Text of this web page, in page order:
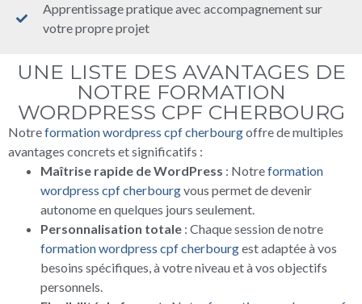
Apprentissage pratique avec accompagnement sur
votre propre projet
UNE LISTE DES AVANTAGES DE
NOTRE FORMATION
WORDPRESS CPF CHERBOURG
Notreformation wordpress cpf cherbourgoffre de multiples
avantages concrets et significatifs :
Maîtrise rapide de WordPress : Notreformation
wordpress cpf cherbourgvous permet de devenir
autonome en quelques jours seulement.
Personnalisation totale : Chaque session de notre
formation wordpress cpf cherbourgest adaptée à vos
besoins spécifiques, à votre niveau et à vos objectifs
personnels.